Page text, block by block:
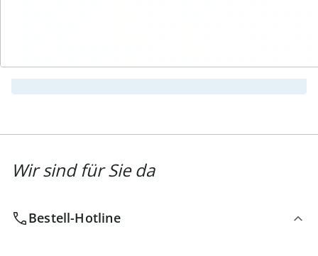
Wir sind für Sie da
Bestell-Hotline